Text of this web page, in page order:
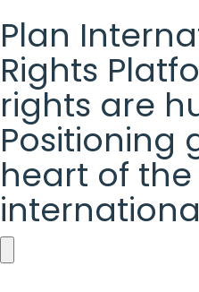
Plan
Rights
rights are
Positioning
heart of the